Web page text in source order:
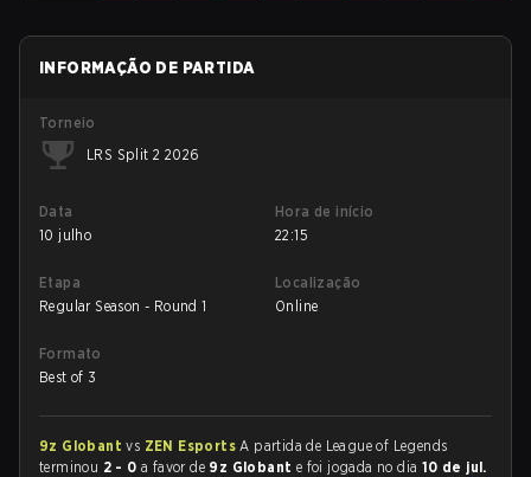
INFORMAÇÃO DE PARTIDA
Torneio
LRS Split 2 2026
Data
10 julho
Hora de início
22:15
Etapa
Regular Season - Round 1
Localização
Online
Formato
Best of 3
9z Globantvs ZEN EsportsA partida de League of Legends
terminou 2 - 0 a favor de 9z Globant e foi jogada no dia 10 de jul.